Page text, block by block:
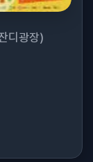
디광장)